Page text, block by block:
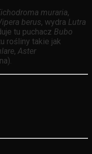
muraria,
berus, wydra Lutra
tu puchacz Bubo
rośliny takie jak
, Aster